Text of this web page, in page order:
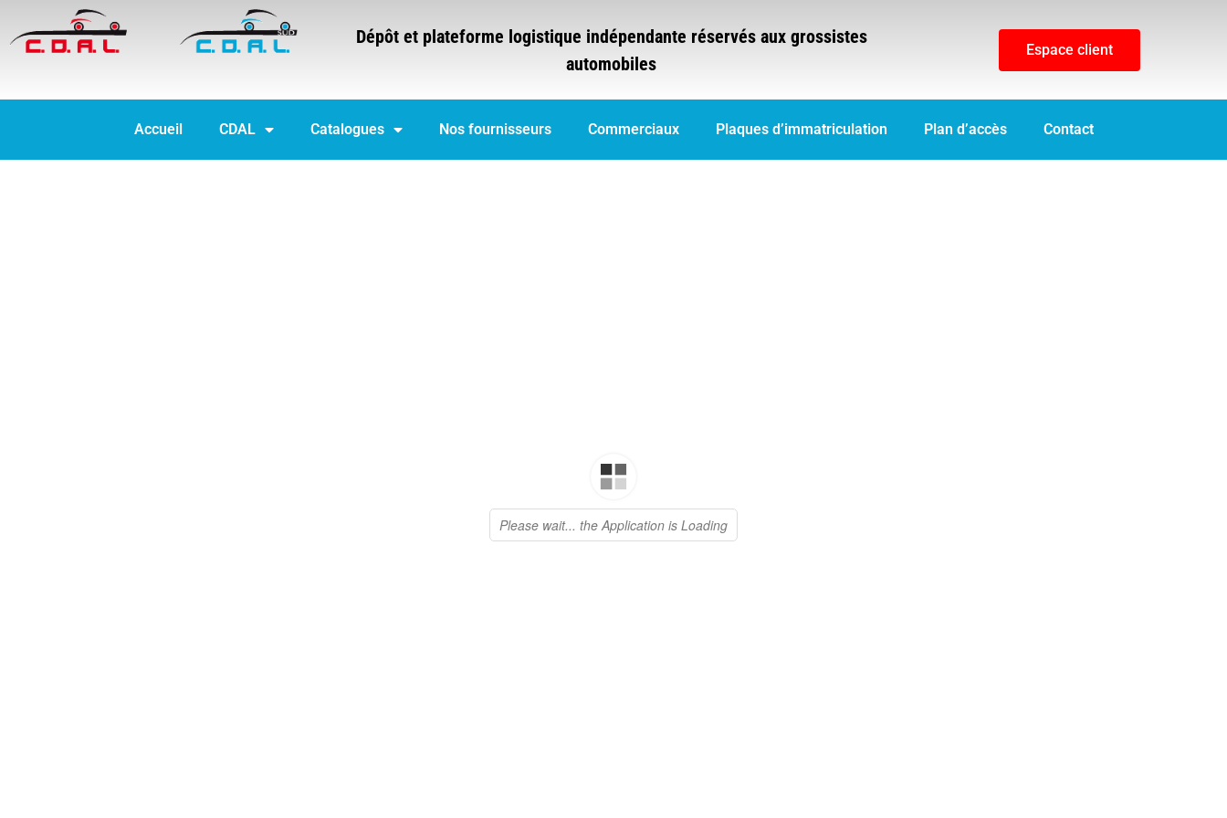
Dépôt et plateforme logistique indépendante réservés aux grossistes
automobiles
Espace client
Accueil CDAL Catalogues Nos fournisseurs Commerciaux Plaques d’immatriculation Plan d’accès Contact